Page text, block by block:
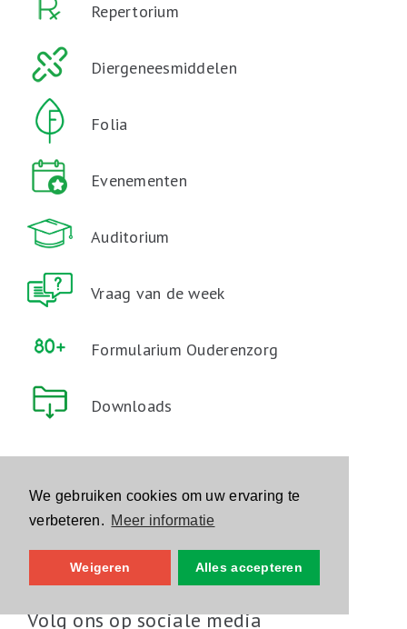
We gebruiken cookies om uw ervaring te
verbeteren. Meer informatie
Weigeren Alles accepteren
Repertorium
Diergeneesmiddelen
Folia
Evenementen
Auditorium
Vraag van de week
Formularium Ouderenzorg
Downloads
Schrijf je in op de nieuwsbrief
Volg ons op sociale media